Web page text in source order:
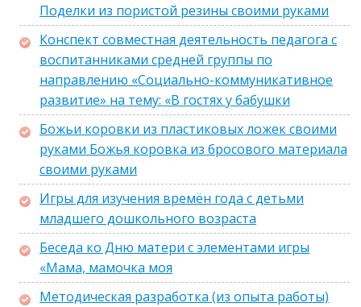
Поделки из пористой резины своими руками
Конспект совместная деятельность педагога с
воспитанниками средней группы по
направлению «Социально-коммуникативное
развитие» на тему: «В гостях у бабушки
Божьи коровки из пластиковых ложек своими
руками Божья коровка из бросового материала
своими руками
Игры для изучения времён года с детьми
младшего дошкольного возраста
Беседа ко Дню матери с элементами игры
«Мама, мамочка моя
Методическая разработка (из опыта работы)